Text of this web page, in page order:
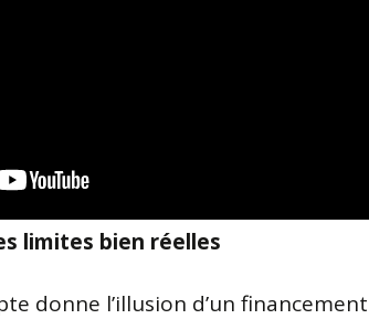
limites bien réelles
donne l’illusion d’un